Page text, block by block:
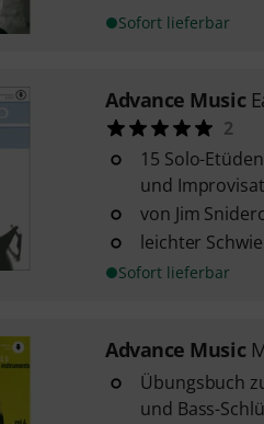
Sofort lieferbar
Advance Music
2
15 Solo-
und
von Jim
leichter
Sofort lieferbar
Advance Music
Übungsbuch
und Bass-